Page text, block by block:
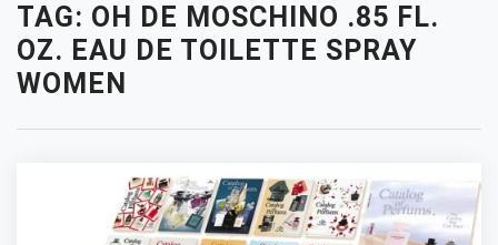
TAG: OH DE MOSCHINO .85 FL.
OZ. EAU DE TOILETTE SPRAY
WOMEN